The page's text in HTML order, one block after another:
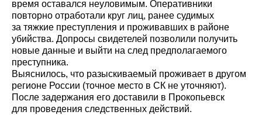
время оставался неуловимым. Оперативники
повторно отработали круг лиц, ранее судимых
за тяжкие преступления и проживавших в районе
убийства. Допросы свидетелей позволили получить
новые данные и выйти на след предполагаемого
преступника.
Выяснилось, что разыскиваемый проживает в другом
регионе России (точное место в СК не уточняют).
После задержания его доставили в Прокопьевск
для проведения следственных действий.